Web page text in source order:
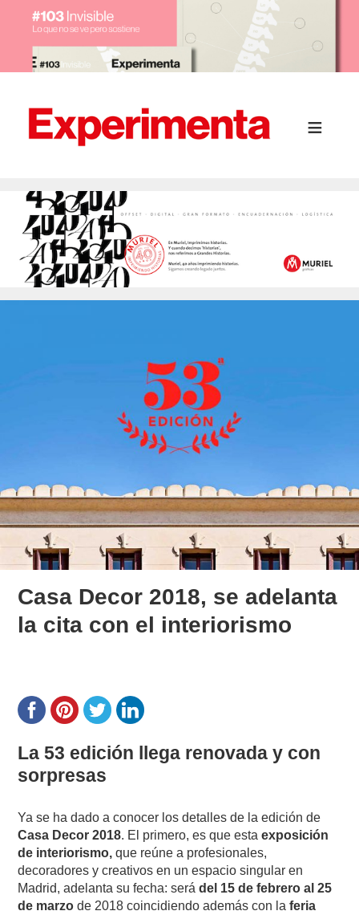
Casa Decor 2018, se adelanta
la cita con el interiorismo
La 53 edición llega renovada y con
sorpresas
Ya se ha dado a conocer los detalles de la edición de
Casa Decor 2018. El primero, es que estaexposición
de interiorismo, que reúne a profesionales,
decoradores y creativos en un espacio singular en
Madrid, adelanta su fecha: serádel 15 de febrero al 25
de marzo de 2018 coincidiendo además con la feria